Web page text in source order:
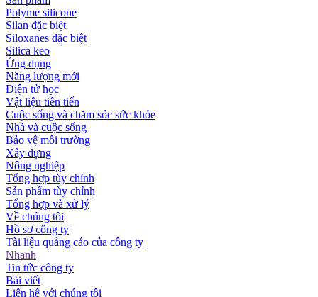
Polyme silicone
Silan đặc biệt
Siloxanes đặc biệt
Silica keo
Ứng dụng
Năng lượng mới
Điện tử học
Vật liệu tiên tiến
Cuộc sống và chăm sóc sức khỏe
Nhà và cuộc sống
Bảo vệ môi trường
Xây dựng
Nông nghiệp
Tổng hợp tùy chỉnh
Sản phẩm tùy chỉnh
Tổng hợp và xử lý
Về chúng tôi
Hồ sơ công ty
Tài liệu quảng cáo của công ty
Nhanh
Tin tức công ty
Bài viết
Liên hệ với chúng tôi